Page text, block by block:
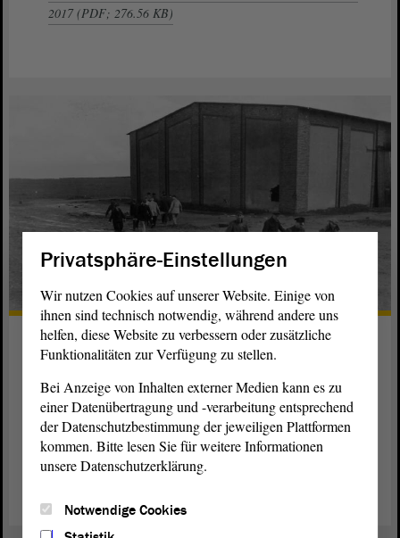
2017 (PDF; 276.56 KB)
Warum mussten 1 016 Menschen
sterben?
Bei dem Feldscheunen-Massaker von Isenschnibbe am 13.
April 1945 handelt es sich um eines der größten
Todesmarschverbrechen des Nazi-Regimes. Was sich genau
zugetragen hat, lesen Sie hier.
weiterlesen
Privatsphäre-Einstellungen
Wir nutzen Cookies auf unserer Website. Einige von
ihnen sind technisch notwendig, während andere uns
helfen, diese Website zu verbessern oder zusätzliche
Funktionalitäten zur Verfügung zu stellen.
Bei Anzeige von Inhalten externer Medien kann es zu
einer Datenübertragung und -verarbeitung entsprechend
der Datenschutzbestimmung der jeweiligen Plattformen
kommen. Bitte lesen Sie für weitere Informationen
unsere Datenschutzerklärung.
Notwendige Cookies